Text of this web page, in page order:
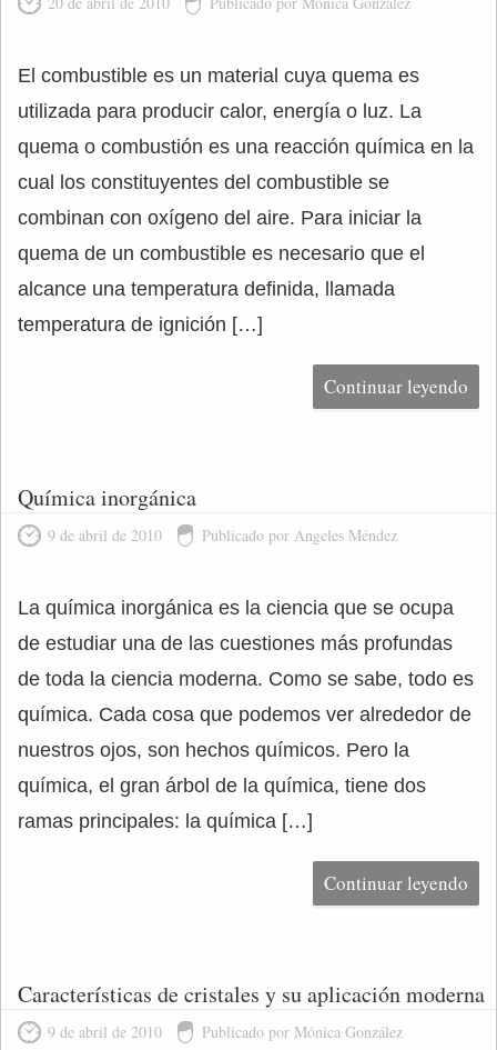
El combustible es un material cuya quema es
utilizada para producir calor, energía o luz. La
quema o combustión es una reacción química en la
cual los constituyentes del combustible se
combinan con oxígeno del aire. Para iniciar la
quema de un combustible es necesario que el
alcance una temperatura definida, llamada
temperatura de ignición […]
Continuar leyendo
Química inorgánica
9 de abril de 2010 Publicado por Ángeles Méndez
La química inorgánica es la ciencia que se ocupa
de estudiar una de las cuestiones más profundas
de toda la ciencia moderna. Como se sabe, todo es
química. Cada cosa que podemos ver alrededor de
nuestros ojos, son hechos químicos. Pero la
química, el gran árbol de la química, tiene dos
ramas principales: la química […]
Continuar leyendo
Características de cristales y su aplicación moderna
9 de abril de 2010 Publicado por Mónica González